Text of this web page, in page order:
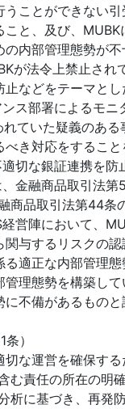
とができない引
と、及び、
内部管理態勢が不
が法令上禁止さ
などをテーマと
ス部署によるモ
ていた疑義のあ
き対応をするこ
切な銀証連携を
金融商品取引法
品取引法第44条
営陣において、
与するリスクの
適正な内部管理態
理態勢を構築し
不備があるものと
）
運営を確保する
責任の所在の明確
基づき、再発防